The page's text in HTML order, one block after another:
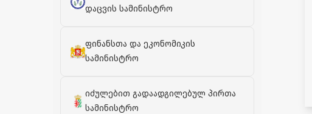
დაცვის სამინისტრო
ფინანსთა და ეკონომიკის
სამინისტრო
იძულებით გადაადგილებულ პირთა
სამინისტრო